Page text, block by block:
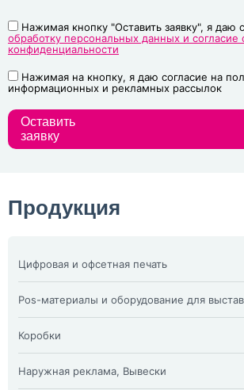
Нажимая кнопку "Оставить заявку", я даю
обработку персональных данных и согласие
конфиденциальности
Нажимая на кнопку, я даю согласие на
информационных и рекламных рассылок
Оставить
заявку
Продукция
Цифровая и офсетная печать
Визитки
Конверты
3D наклейки
Бейдж
Билеты
Блокноты
Брошюра, каталог
Буклеты
Визитка NFC
Пакеты
Папка
Печати и
Подложка
бланки)
Pos-материалы и оборудование для
X-стенд
Воблеры
Оформление выставочных
стендов
Пресс волл
Коробки
микрогофры и Гофрокоробки
Кашированные коробки vip
Наружная реклама, Вывески